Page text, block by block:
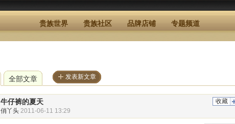
贵族世界 贵族社区 品牌店铺 专题频道
全部文章 发表新文章
收藏
牛仔裤的夏天
俏丫头 2011-06-11 13:29